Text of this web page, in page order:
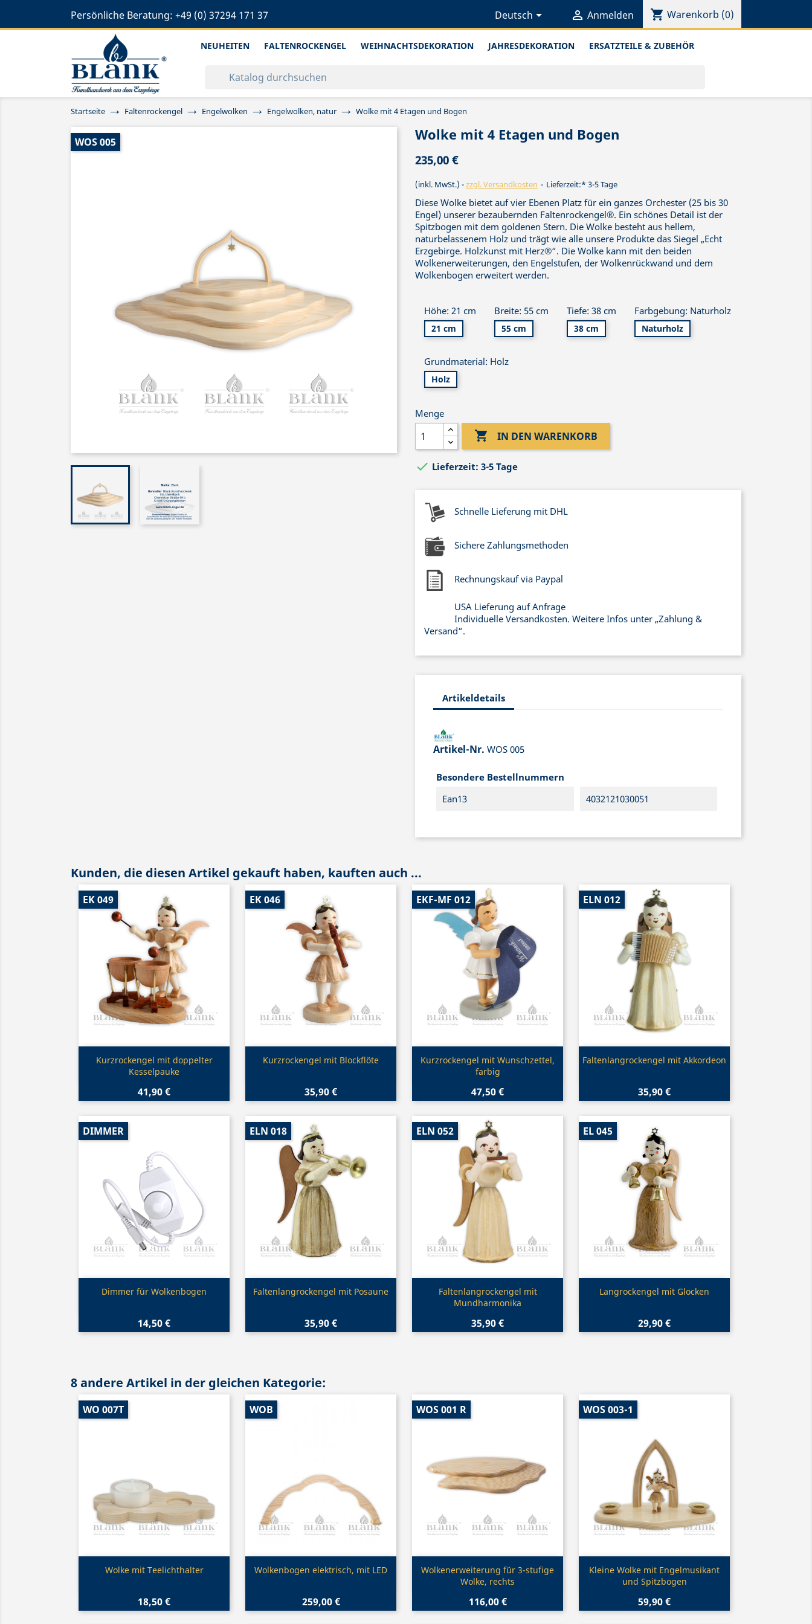
Persönliche Beratung: +49 (0) 37294 171 37 Deutsch  Anmelden shopping_cart Warenkorb (0)
NEUHEITEN FALTENROCKENGEL WEIHNACHTSDEKORATION JAHRESDEKORATION ERSATZTEILE & ZUBEHÖR
Startseite Faltenrockengel Engelwolken Engelwolken, natur Wolke mit 4 Etagen und Bogen
WOS 005 Wolke mit 4 Etagen und Bogen
235,00 €
(inkl. MwSt.) zzgl. Versandkosten Lieferzeit:* 3-5 Tage
Diese Wolke bietet auf vier Ebenen Platz für ein ganzes Orchester (25 bis 30
Engel) unserer bezaubernden Faltenrockengel®. Ein schönes Detail ist der
Spitzbogen mit dem goldenen Stern. Die Wolke besteht aus hellem,
naturbelassenem Holz und trägt wie alle unsere Produkte das Siegel „Echt
Erzgebirge. Holzkunst mit Herz®“. Die Wolke kann mit den beiden
Wolkenerweiterungen, den Engelstufen, der Wolkenrückwand und dem
Wolkenbogen erweitert werden.
Höhe: 21 cm
21 cm
Breite: 55 cm
55 cm
Tiefe: 38 cm
38 cm
Farbgebung: Naturholz
Naturholz
Grundmaterial: Holz
Holz
Menge
 IN DEN WARENKORB
 Lieferzeit: 3-5 Tage
Schnelle Lieferung mit DHL
Sichere Zahlungsmethoden
Rechnungskauf via Paypal
USA Lieferung auf Anfrage
Individuelle Versandkosten. Weitere Infos unter „Zahlung &
Versand“.
Artikeldetails
Artikel-Nr. WOS 005
Besondere Bestellnummern
Ean13
4032121030051
Kunden, die diesen Artikel gekauft haben, kauften auch ...
Vorschau
Kurzrockengel mit doppelter
Kesselpauke
41,90 €
EK 049
Vorschau
Kurzrockengel mit Blockflöte
35,90 €
EK 046
Vorschau
Kurzrockengel mit Wunschzettel,
farbig
47,50 €
EKF-MF 012
Vorschau
Faltenlangrockengel mit Akkordeon
35,90 €
ELN 012
Vorschau
Dimmer für Wolkenbogen
14,50 €
DIMMER
Vorschau
Faltenlangrockengel mit Posaune
35,90 €
ELN 018
Vorschau
Faltenlangrockengel mit
Mundharmonika
35,90 €
ELN 052
Vorschau
Langrockengel mit Glocken
29,90 €
EL 045
8 andere Artikel in der gleichen Kategorie:
Vorschau
Wolke mit Teelichthalter
18,50 €
WO 007T
Vorschau
Wolkenbogen elektrisch, mit LED
259,00 €
WOB
Vorschau
Wolkenerweiterung für 3-stufige
Wolke, rechts
116,00 €
WOS 001 R
Vorschau
Kleine Wolke mit Engelmusikant
und Spitzbogen
59,90 €
WOS 003-1